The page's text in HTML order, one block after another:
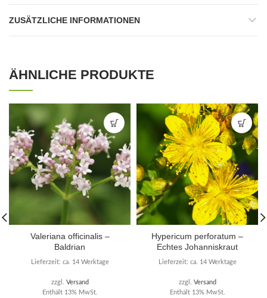
ZUSÄTZLICHE INFORMATIONEN
ÄHNLICHE PRODUKTE
Valeriana officinalis –
Baldrian
Enthält 13% MwSt.
zzgl. Versand
Lieferzeit: ca. 14 Werktage
Hypericum perforatum –
Echtes Johanniskraut
Enthält 13% MwSt.
zzgl. Versand
Lieferzeit: ca. 14 Werktage